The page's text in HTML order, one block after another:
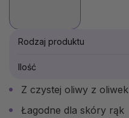
Z czystej oliwy z oliwek
Łagodne dla skóry rąk
Rodzaj produktu
Ilość